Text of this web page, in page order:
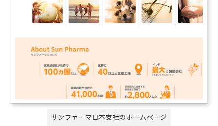
サンファーマ日本支社のホームページ